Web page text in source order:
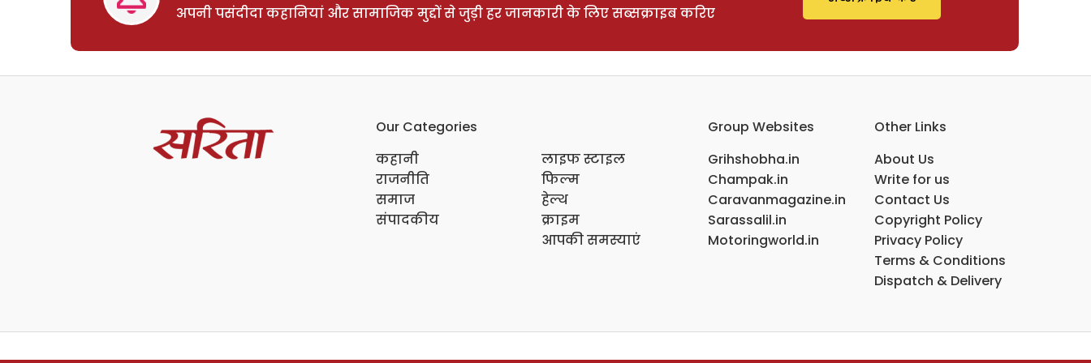
अपनी पसंदीदा कहानियां और सामाजिक मुद्दों से जुड़ी हर जानकारी के लिए सब्सक्राइब करिए
Our Categories
कहानी
राजनीति
समाज
संपादकीय
लाइफ स्टाइल
फिल्म
हेल्थ
क्राइम
आपकी समस्याएं
Group Websites
Grihshobha.in
Champak.in
Caravanmagazine.in
Sarassalil.in
Motoringworld.in
Other Links
About Us
Write for us
Contact Us
Copyright Policy
Privacy Policy
Terms & Conditions
Dispatch & Delivery